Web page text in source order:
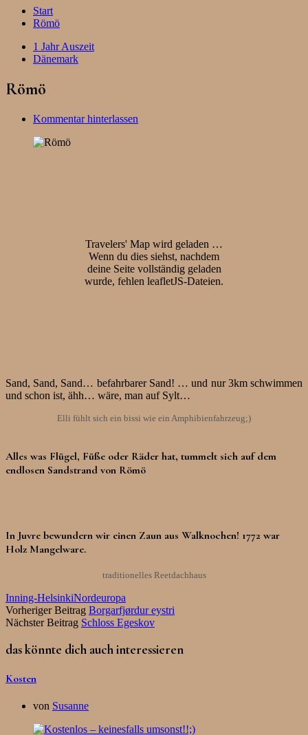
Start
Römö
1 Jahr Auszeit
Dänemark
Römö
Kommentar hinterlassen
Travelers' Map wird geladen …
Wenn du dies siehst, nachdem
deine Seite vollständig geladen
wurde, fehlen leafletJS-Dateien.
Sand, Sand, Sand… befahrbarer Sand! … und nur 3km schwimmen
und schon ist, ähh… wäre, man auf Sylt…
Elli fühlt sich ein bissi wie ein Amphibienfahrzeug;)
Alles was Flügel, Füße oder Räder hat, tummelt sich auf dem
endlosen Sandstrand von Römö
In Juvre bewundern wir einen Zaun aus Walknochen! 1772 war
Holz Mangelware.
traditionelles Reetdachhaus
Inning-HelsinkiNordeuropa
Vorheriger Beitrag Borgarfjørdur eystri
Nächster Beitrag Schloss Egeskov
das könnte dich auch interessieren
Kosten
von Susanne